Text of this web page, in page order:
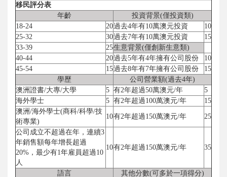
移民評分表
年齡
投資背景(僅投資類)
18-24
20過去4年有10萬澳元投資
10
25-32
30過去7年有10萬澳元投資
15
33-39
25生意背景(僅創新生意類)
40-44
20過去5年有4年擁有公司股份
10
45-54
15過去8年有7年擁有公司股份
15
學歷
公司營業額(過去4年)
澳洲證書/大專/大學
5 有2年超過50萬澳元/年
5
海外學士
5 有2年超過100萬澳元/年
15
澳洲/海外學士(商科/科學/技
術專業)
10有2年超過150萬澳元/年 25
公司成立不超過在年，連續3
年銷售額每年增長超過
20%，最少有1年雇員超過10
人
10有2年超過150萬澳元/年 35
語言 其他分數(可多於一項得分)